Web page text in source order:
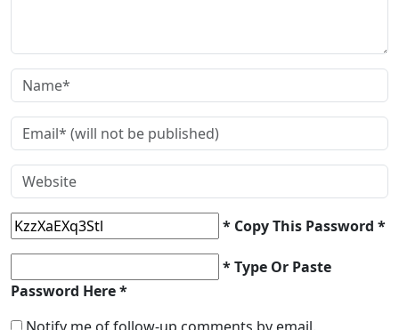
* Copy This Password *
* Type Or Paste
Password Here *